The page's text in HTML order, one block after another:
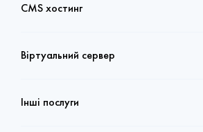
CMS хостинг
Віртуальний сервер
Інші послуги